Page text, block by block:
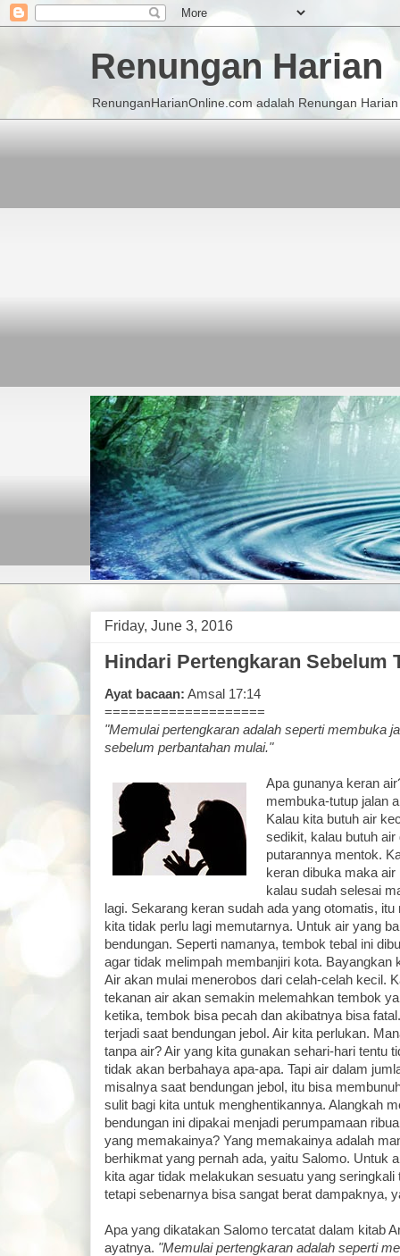
Renungan Harian
RenunganHarianOnline.com adalah Renungan
Friday, June 3, 2016
Hindari Pertengkaran Sebelum
Ayat bacaan: Amsal 17:14
====================
"Memulai pertengkaran adalah seperti membuka
sebelum perbantahan mulai."
Apa gunanya keran
membuka-tutup jalan
Kalau kita butuh air
sedikit, kalau butuh
putarannya mentok.
keran dibuka maka
kalau sudah selesai
lagi. Sekarang keran sudah ada yang otomatis,
kita tidak perlu lagi memutarnya. Untuk air yang
bendungan. Seperti namanya, tembok tebal ini
agar tidak melimpah membanjiri kota. Bayangkan
Air akan mulai menerobos dari celah-celah kecil.
tekanan air akan semakin melemahkan tembok
ketika, tembok bisa pecah dan akibatnya bisa
terjadi saat bendungan jebol. Air kita perlukan.
tanpa air? Air yang kita gunakan sehari-hari tentu
tidak akan berbahaya apa-apa. Tapi air dalam
misalnya saat bendungan jebol, itu bisa
sulit bagi kita untuk menghentikannya. Alangkah
bendungan ini dipakai menjadi perumpamaan
yang memakainya? Yang memakainya adalah
berhikmat yang pernah ada, yaitu Salomo. Untuk
kita agar tidak melakukan sesuatu yang seringkali
tetapi sebenarnya bisa sangat berat dampaknya,
Apa yang dikatakan Salomo tercatat dalam kitab
ayatnya. "Memulai pertengkaran adalah seperti